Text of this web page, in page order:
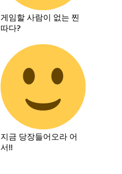
게임할 사람이 없는 찐
따다?
지금 당장들어오라 어
서!!